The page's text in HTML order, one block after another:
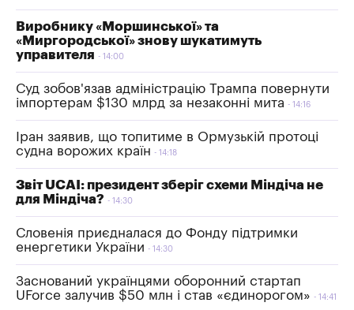
Виробнику «Моршинської» та
«Миргородської» знову шукатимуть
управителя
14:00
Суд зобов'язав адміністрацію Трампа повернути
імпортерам $130 млрд за незаконні мита
14:16
Іран заявив, що топитиме в Ормузькій протоці
судна ворожих країн
14:18
Звіт UCAI: президент зберіг схеми Міндіча не
для Міндіча?
14:30
Словенія приєдналася до Фонду підтримки
енергетики України
14:30
Заснований українцями оборонний стартап
UForce залучив $50 млн і став «єдинорогом»
14:41